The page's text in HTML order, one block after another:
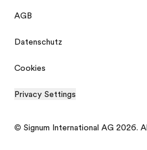
AGB
Datenschutz
Cookies
Privacy Settings
© Signum International AG 2026.